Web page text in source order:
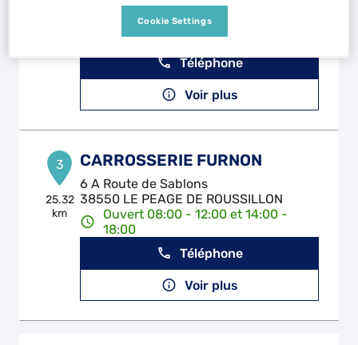
62 Rue Jean Ligonnet
69700 GIVORS
Fermé aujourd'hui
Téléphone
Voir plus
3
25.32
km
CARROSSERIE FURNON
6 A Route de Sablons
38550 LE PEAGE DE ROUSSILLON
Ouvert 08:00 - 12:00 et 14:00 -
18:00
Téléphone
Voir plus
Cookie Settings